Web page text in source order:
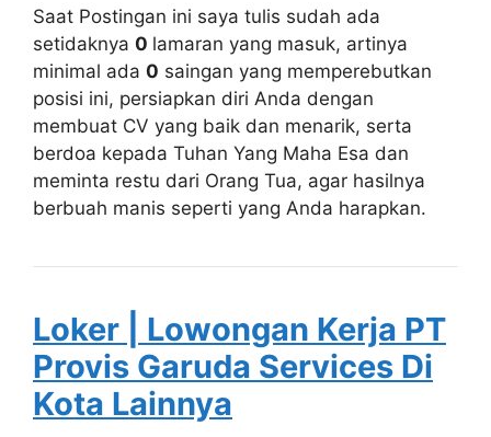
Saat Postingan ini saya tulis sudah ada
setidaknya 0 lamaran yang masuk, artinya
minimal ada 0 saingan yang memperebutkan
posisi ini, persiapkan diri Anda dengan
membuat CV yang baik dan menarik, serta
berdoa kepada Tuhan Yang Maha Esa dan
meminta restu dari Orang Tua, agar hasilnya
berbuah manis seperti yang Anda harapkan.
Loker | Lowongan Kerja PT
Provis Garuda Services Di
Kota Lainnya